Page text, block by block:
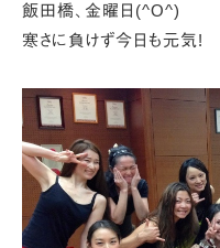
飯田橋、金曜日(^O^)
寒さに負けず今日も元気!